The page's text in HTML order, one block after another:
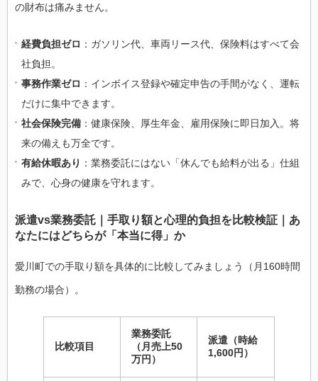
の財布は痛みません。
経費負担ゼロ ：ガソリン代、車両リース代、保険料はすべて会
社負担。
事務作業ゼロ ：インボイス登録や確定申告の手間がなく、運転
だけに集中できます。
社会保険完備 ：健康保険、厚生年金、雇用保険に即日加入。将
来の備えも万全です。
有給休暇あり ：業務委託にはない「休んでも給料が出る」仕組
みで、心身の健康を守れます。
派遣vs業務委託｜手取り額と心理的負担を比較検証｜あ
なたにはどちらが「本当に得」か
愛川町での手取り額を具体的に比較してみましょう（月160時間
勤務の場合）。
比較項目
業務委託
（月売上50
万円）
派遣（時給
1,600円）